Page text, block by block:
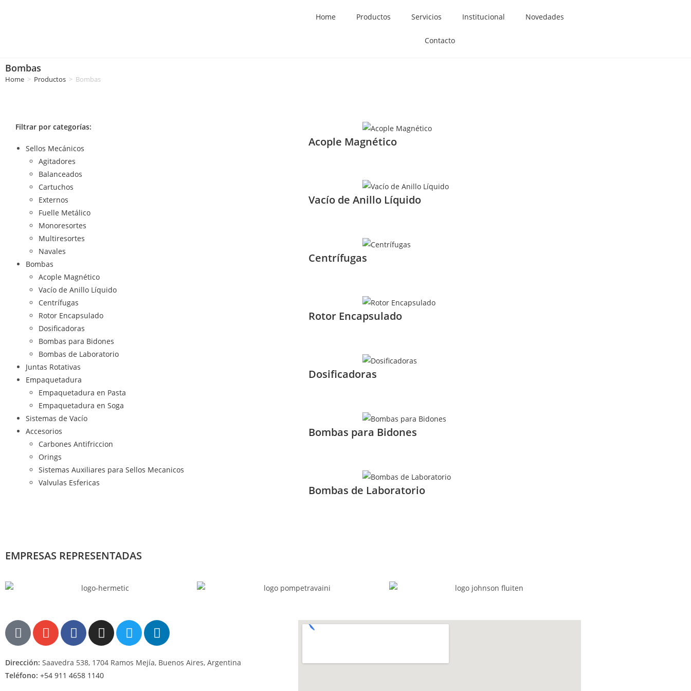
Home Productos Servicios Institucional Novedades
Contacto
Bombas
Home > Productos > Bombas
Filtrar por categorías:
Sellos Mecánicos
Agitadores
Balanceados
Cartuchos
Externos
Fuelle Metálico
Monoresortes
Multiresortes
Navales
Bombas
Acople Magnético
Vacío de Anillo Líquido
Centrífugas
Rotor Encapsulado
Dosificadoras
Bombas para Bidones
Bombas de Laboratorio
Juntas Rotativas
Empaquetadura
Empaquetadura en Pasta
Empaquetadura en Soga
Sistemas de Vacío
Accesorios
Carbones Antifriccion
Orings
Sistemas Auxiliares para Sellos Mecanicos
Valvulas Esfericas
Acople Magnético
Vacío de Anillo Líquido
Centrífugas
Rotor Encapsulado
Dosificadoras
Bombas para Bidones
Bombas de Laboratorio
EMPRESAS REPRESENTADAS
Dirección: Saavedra 538, 1704 Ramos Mejía, Buenos Aires, Argentina
Teléfono: +54 911 4658 1140